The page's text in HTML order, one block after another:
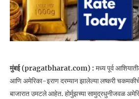
मुंबई (pragatbharat.com) : मध्य पूर्व
आणि अमेरिका-इराण दरम्यान झालेल्या लष्करी
बाजारात उमटले आहेत. होर्मुझच्या सामुद्रधुनीजवळ